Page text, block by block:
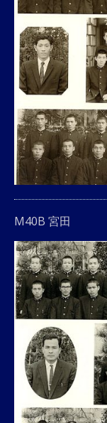
M40B 宮田